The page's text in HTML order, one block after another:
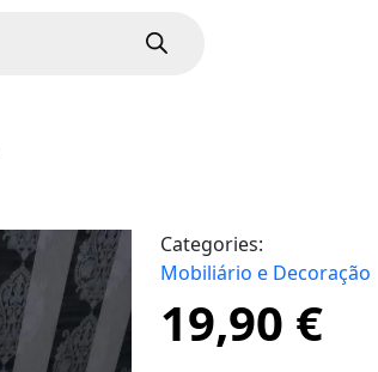
Categories:
Mobiliário e Decoração
19,90 €